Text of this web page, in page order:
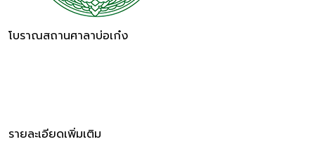
โบราณสถานศาลาบ่อเก๋ง
รายละเอียดเพิ่มเติม